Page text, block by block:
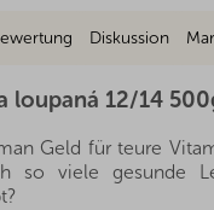
Diskussion
loupaná 12/14
Geld für teure
so viele gesunde